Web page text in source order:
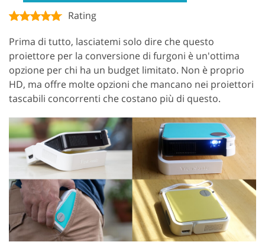
Rating
Prima di tutto, lasciatemi solo dire che questo
proiettore per la conversione di furgoni è un'ottima
opzione per chi ha un budget limitato. Non è proprio
HD, ma offre molte opzioni che mancano nei proiettori
tascabili concorrenti che costano più di questo.